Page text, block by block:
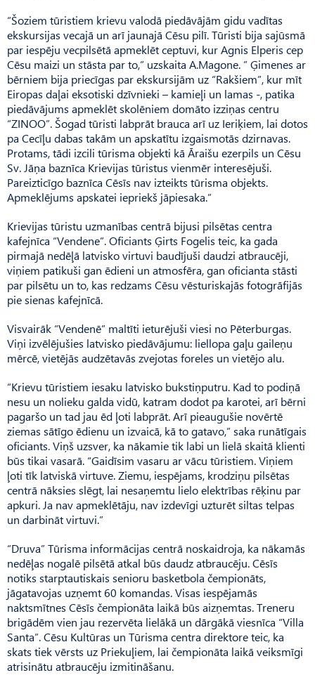
“Šoziem tūristiem krievu valodā piedāvājām gidu vadītas
ekskursijas vecajā un arī jaunajā Cēsu pilī. Tūristi bija sajūsmā
par iespēju vecpilsētā apmeklēt ceptuvi, kur Agnis Elperis cep
Cēsu maizi un stāsta par to,” uzskaita A.Magone. ” Ģimenes ar
bērniem bija priecīgas par ekskursijām uz “Rak­šiem”, kur mīt
Eiropas daļai eksotiski dzīvnieki – kamieļi un lamas -, patika
piedāvājums apmeklēt skolēniem domāto izziņas centru
“ZINOO”. Šogad tūristi labprāt brauca arī uz Ieriķiem, lai dotos
pa Cecīļu dabas takām un apskatītu izgaismotās dzirnavas.
Pro­tams, tādi izcili tūrisma objekti kā Āraišu ezerpils un Cēsu
Sv. Jāņa baznīca Krievijas tūristus vienmēr interesējuši.
Pareizticīgo baznīca Cēsīs nav izteikts tūrisma objekts.
Apmeklējums apskatei iepriekš jāpiesaka.”
Krievijas tūristu uzmanības centrā bijusi pilsētas centra
kafejnīca “Vendene”. Oficiants Ģirts Fogelis teic, ka gada
pirmajā nedēļā latvisko virtuvi baudījuši daudzi atbraucēji,
viņiem patikuši gan ēdieni un atmosfēra, gan oficianta stāsti
par pilsētu un to, kas redzams Cēsu vēsturiskajās fotogrāfijās
pie sienas kafejnīcā.
Visvairāk “Vendenē” maltīti ieturējuši viesi no Pēter­bur­gas.
Viņi izvēlējušies latvisko piedāvājumu: liellopa gaļu gaileņu
mērcē, vietējās audzētavās zvejotas foreles un vietējo alu.
“Krievu tūristiem iesaku latvisko bukstiņputru. Kad to podiņā
nesu un nolieku galda vidū, katram dodot pa karotei, arī bērni
pagaršo un tad jau ēd ļoti labprāt. Arī pieaugušie novērtē
ziemas sātīgo ēdienu un izvaicā, kā to gatavo,” saka runātīgais
oficiants. Viņš uzsver, ka nākamie tik labi un lielā skaitā klienti
būs tikai vasarā. “Gaidīsim vasaru ar vācu tūristiem. Viņiem
ļoti tīk latviskā virtuve. Ziemu, iespējams, krodziņu pilsētas
centrā nāksies slēgt, lai nesaņemtu lielo elektrības rēķinu par
apkuri. Ja nav apmeklētāju, nav izdevīgi uzturēt siltas telpas
un darbināt virtuvi.”
“Druva” Tūrisma informācijas centrā noskaidroja, ka nākamās
nedēļas nogalē pilsētā atkal būs daudz atbraucēju. Cēsīs
notiks starptautiskais senioru basketbola čempionāts,
jāgatavojas uzņemt 60 komandas. Visas iespējamās
naktsmītnes Cēsīs čempionāta laikā būs aizņemtas. Treneru
brigādēm vien jau rezervēta lielākā un dārgākā viesnīca “Villa
Santa”. Cēsu Kultūras un Tūrisma centra direktore teic, ka
skats tiek vērsts uz Priekuļiem, lai čempionāta laikā veiksmīgi
atrisinātu atbraucēju izmitināšanu.